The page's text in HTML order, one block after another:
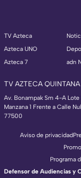
TV Azteca
Azteca UNO
Azteca 7
adn
TV AZTECA
Av. Bonampak Sm 4-A
Manzana 1 Frente a Calle
77500
Aviso de privacidad
Programa
Defensor de Audiencias y